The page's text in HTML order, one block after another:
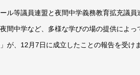
ル等議員連盟と夜間中学義務教育拡充議
間中学など、多様な学びの場の提供によ
」が、12月7日に成立したことの報告を受け